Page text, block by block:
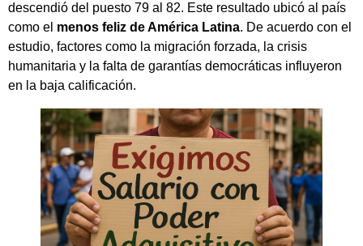
descendió del puesto 79 al 82. Este resultado ubicó al país
como el menos feliz de América Latina. De acuerdo con el
estudio, factores como la migración forzada, la crisis
humanitaria y la falta de garantías democráticas influyeron
en la baja calificación.